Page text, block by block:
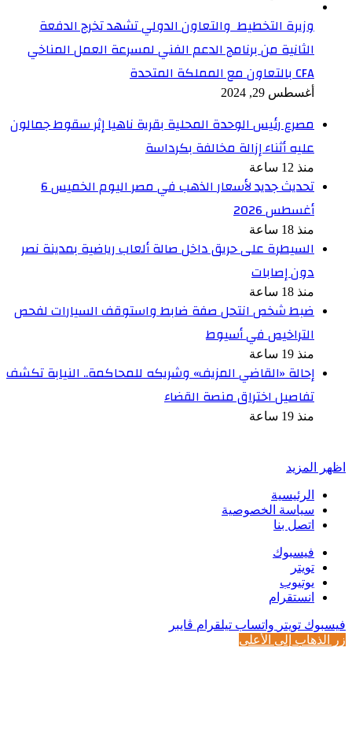
وزيرة التخطيط والتعاون الدولي تشهد تخرج الدفعة
الثانية من برنامج الدعم الفني لمسرعة العمل المناخي
CFA بالتعاون مع المملكة المتحدة
أغسطس 29, 2024
مصرع رئيس الوحدة المحلية بقرية ناهيا إثر سقوط جمالون
عليه أثناء إزالة مخالفة بكرداسة
منذ 12 ساعة
تحديث جديد لأسعار الذهب في مصر اليوم الخميس 6
أغسطس 2026
منذ 18 ساعة
السيطرة على حريق داخل صالة ألعاب رياضية بمدينة نصر
دون إصابات
منذ 18 ساعة
ضبط شخص انتحل صفة ضابط واستوقف السيارات لفحص
التراخيص في أسيوط
منذ 19 ساعة
إحالة «القاضي المزيف» وشريكه للمحاكمة.. النيابة تكشف
تفاصيل اختراق منصة القضاء
منذ 19 ساعة
اظهر المزيد
الرئيسية
سياسة الخصوصية
اتصل بنا
فيسبوك
تويتر
يوتيوب
انستقرام
فيسبوك تويتر واتساب تيلقرام ڤايبر
زر الذهاب إلى الأعلى